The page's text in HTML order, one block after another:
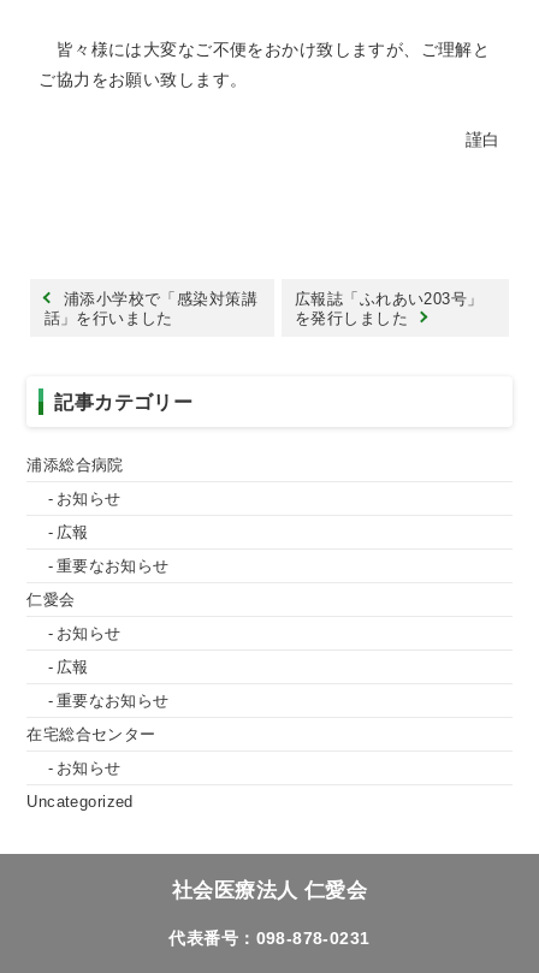
皆々様には大変なご不便をおかけ致しますが、ご理解と
ご協力をお願い致します。
謹白
浦添小学校で「感染対策講
話」を行いました
広報誌「ふれあい203号」
を発行しました
記事カテゴリー
浦添総合病院
お知らせ
広報
重要なお知らせ
仁愛会
お知らせ
広報
重要なお知らせ
在宅総合センター
お知らせ
Uncategorized
社会医療法人 仁愛会
代表番号：098-878-0231